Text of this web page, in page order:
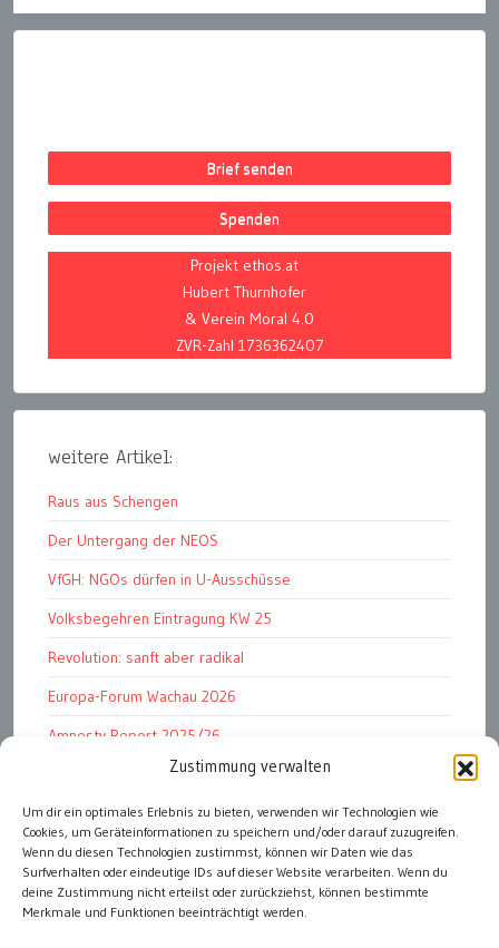
Zustimmung verwalten
Um dir ein optimales Erlebnis zu bieten, verwenden wir Technologien wie
Cookies, um Geräteinformationen zu speichern und/oder darauf zuzugreifen.
Wenn du diesen Technologien zustimmst, können wir Daten wie das
Surfverhalten oder eindeutige IDs auf dieser Website verarbeiten. Wenn du
deine Zustimmung nicht erteilst oder zurückziehst, können bestimmte
Merkmale und Funktionen beeinträchtigt werden.
Brief senden
Spenden
Projekt ethos.at
Hubert Thurnhofer
& Verein Moral 4.0
ZVR-Zahl 1736362407
weitere Artikel:
Raus aus Schengen
Der Untergang der NEOS
VfGH: NGOs dürfen in U-Ausschüsse
Volksbegehren Eintragung KW 25
Revolution: sanft aber radikal
Europa-Forum Wachau 2026
Amnesty Report 2025/26
Attac kritisiert neues EU-Rüstungspaket
Ungarn ist demokratischer als Österreich
Volksbegehren 2026 Eintragung KW 25